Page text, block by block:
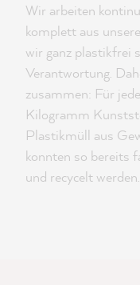
Wir arbeiten
komplett aus
wir ganz plastikfrei
Verantwortung.
zusammen: Für
Kilogramm
Plastikmüll aus
konnten so bereits
und recycelt werden.